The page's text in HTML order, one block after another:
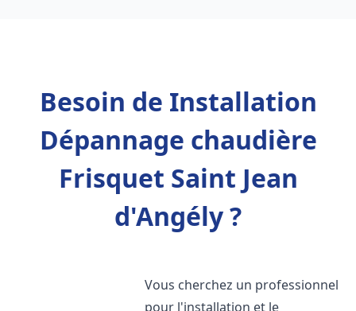
Besoin de Installation
Dépannage chaudière
Frisquet Saint Jean
d'Angély ?
Vous cherchez un professionnel
pour l'installation et le